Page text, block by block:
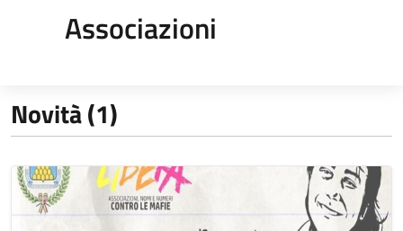
Associazioni
Novità (1)